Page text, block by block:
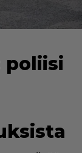
poliisi